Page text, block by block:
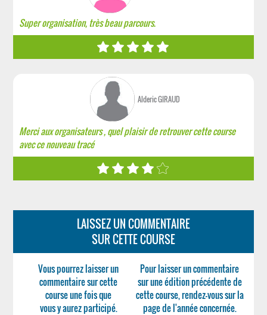
Super organisation, très beau parcours.
Alderic GIRAUD
Merci aux organisateurs , quel plaisir de retrouver cette course
avec ce nouveau tracé
LAISSEZ UN COMMENTAIRE
SUR CETTE COURSE
Vous pourrez laisser un
commentaire sur cette
course une fois que
vous y aurez participé.
Pour laisser un commentaire
sur une édition précédente de
cette course, rendez-vous sur la
page de l'année concernée.